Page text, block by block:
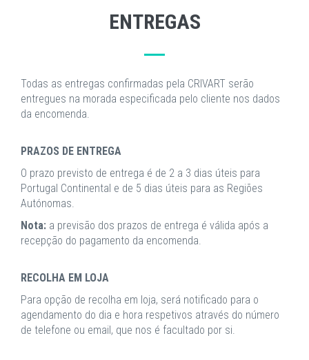
ENTREGAS
Todas as entregas confirmadas pela CRIVART serão
entregues na morada especificada pelo cliente nos dados
da encomenda.
PRAZOS DE ENTREGA
O prazo previsto de entrega é de 2 a 3 dias úteis para
Portugal Continental e de 5 dias úteis para as Regiões
Autónomas.
Nota: a previsão dos prazos de entrega é válida após a
recepção do pagamento da encomenda.
RECOLHA EM LOJA
Para opção de recolha em loja, será notificado para o
agendamento do dia e hora respetivos através do número
de telefone ou email, que nos é facultado por si.